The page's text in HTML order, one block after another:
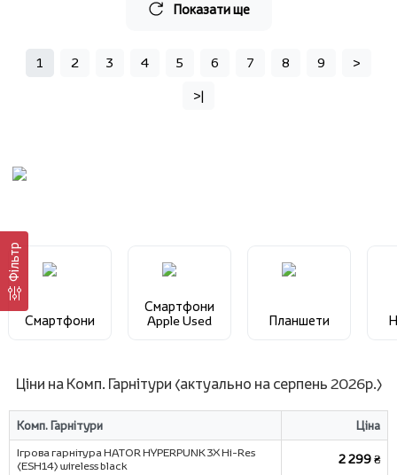
Фільтр
Показати ще
1 2 3 4 5 6 7 8 9
>
>|
Смартфони
Смартфони
Apple Used
Планшети
Ціни на Комп. Гарнітури (актуально на серпень 2026р.)
Комп. Гарнітури Ціна
Ігрова гарнітура HATOR HYPERPUNK 3X Hi-Res
(ESH14) wireless black
2 299 ₴